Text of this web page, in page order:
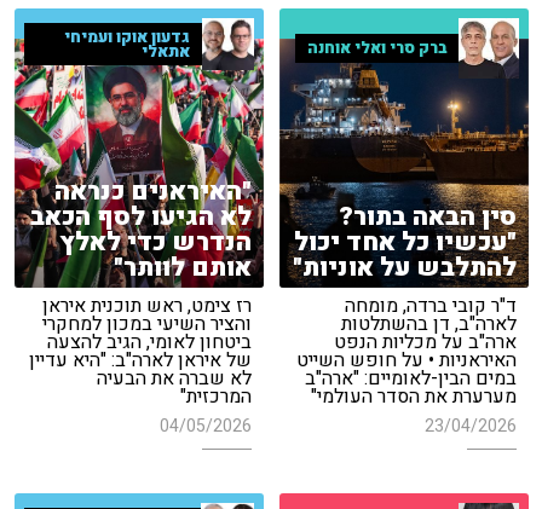
גדעון אוקו ועמיחי
אתאלי
"האיראנים כנראה
לא הגיעו לסף הכאב
הנדרש כדי לאלץ
אותם לוותר"
רז צימט, ראש תוכנית איראן
והציר השיעי במכון למחקרי
ביטחון לאומי, הגיב להצעה
של איראן לארה"ב: "היא עדיין
לא שברה את הבעיה
המרכזית"
04/05/2026
ברק סרי ואלי אוחנה
סין הבאה בתור?
"עכשיו כל אחד יכול
להתלבש על אוניות"
ד"ר קובי ברדה, מומחה
לארה"ב, דן בהשתלטות
ארה"ב על מכליות הנפט
האיראניות • על חופש השייט
במים הבין-לאומיים: "ארה"ב
מערערת את הסדר העולמי"
23/04/2026